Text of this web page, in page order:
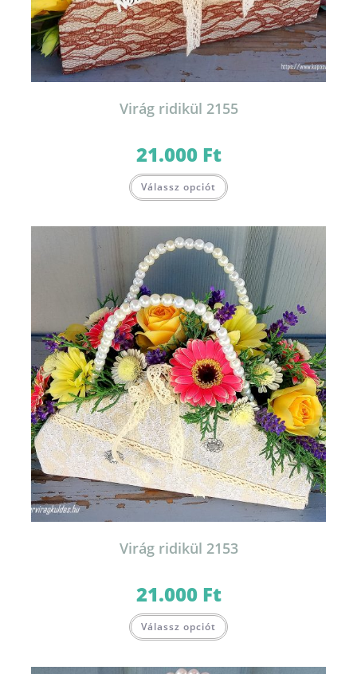
Virág ridikül 2155
21.000 Ft
Válassz opciót
Virág ridikül 2153
21.000 Ft
Válassz opciót